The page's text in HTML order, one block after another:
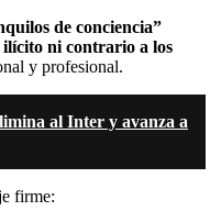
de conciencia”
ni contrario a los
y profesional.
al Inter y avanza a
firme: